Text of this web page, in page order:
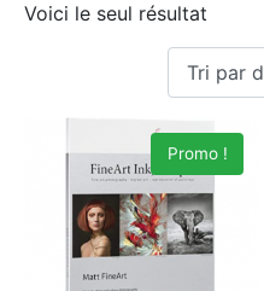
Voici le seul résultat
Promo !